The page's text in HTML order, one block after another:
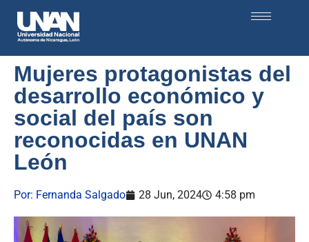
Mujeres protagonistas del
desarrollo económico y
social del país son
reconocidas en UNAN
León
Por: Fernanda Salgado 28 Jun, 2024 4:58 pm